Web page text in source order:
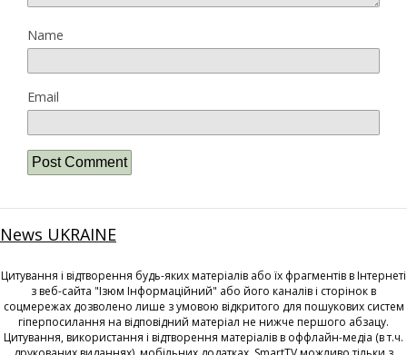
Name
Email
News UKRAINE
Цитування і відтворення будь-яких матеріалів або їх фрагментів в Інтернеті
з веб-сайта "Ізюм Інформаційний" або його каналів і сторінок в
соцмережах дозволено лише з умовою відкритого для пошукових систем
гіперпосилання на відповідний матеріал не нижче першого абзацу.
Цитування, використання і відтворення матеріалів в оффлайн-медіа (в т.ч.